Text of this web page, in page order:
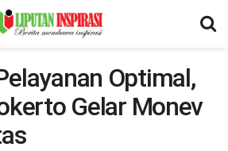
Optimal,
Gelar Monev